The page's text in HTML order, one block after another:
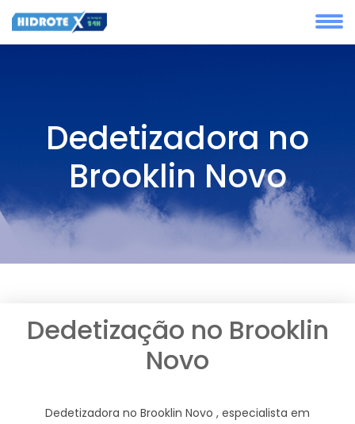
Dedetizadora no
Brooklin Novo
Dedetização no Brooklin
Novo
Dedetizadora no Brooklin Novo , especialista em